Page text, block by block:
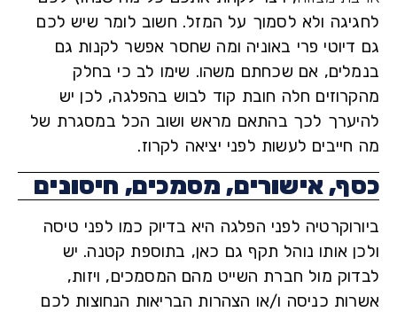
ולא לסמוך על המזל. חשוב לומר שיש לכם
פרי באוניה ומה שחסר אפשר לקנות גם
אם שכחתם משהו. שימו לב כי בחלק
חלה חובת קוד לבוש בהפלגה, לכן יש
לכך בהתאם מראש ושוב הכל במסגרת של
לעשות לפני יציאה לקרוז.
אישורים, מסמכים, חיסונים
לפני הפלגה היא בדיוק כמו לפני טיסה
אותו נוהל תקף גם כאן, בתוספת קטנה. יש
מול חברת השייט מהם המסמכים, ויזות,
כניסה ו/או הצהרות הבריאות הנחוצות לכם